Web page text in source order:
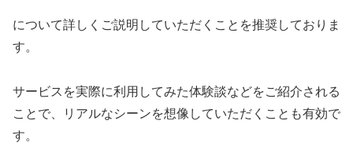
について詳しくご説明していただくことを推奨しておりま
す。
サービスを実際に利用してみた体験談などをご紹介される
ことで、リアルなシーンを想像していただくことも有効で
す。